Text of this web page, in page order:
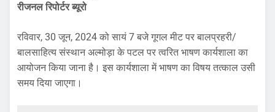
रीजनल रिपोर्टर ब्यूरो
रविवार, 30 जून, 2024 को सायं 7 बजे गूगल मीट पर बालप्रहरी/
बालसाहित्य संस्थान अल्मोड़ा के पटल पर त्वरित भाषण कार्यशाला का
आयोजन किया जाना है। इस कार्यशाला में भाषण का विषय तत्काल उसी
समय दिया जाएगा।